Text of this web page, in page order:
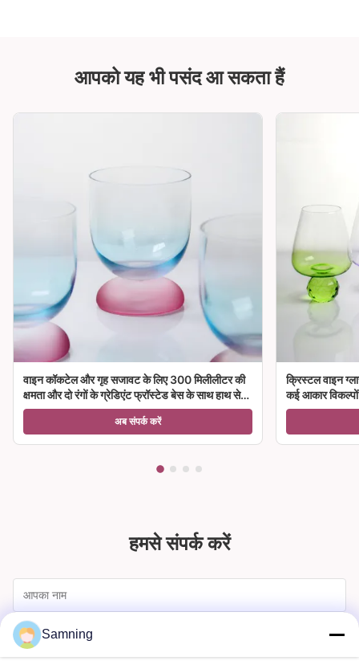
आपको यह भी पसंद आ सकता हैं
वाइन कॉकटेल और गृह सजावट के लिए 300 मिलीलीटर की
क्षमता और दो रंगों के ग्रेडिएंट फ्रॉस्टेड बेस के साथ हाथ से
उड़ा क्रिस्टल वाइन ग्लास गॉब्लेट
अब संपर्क करें
क्रिस्टल वाइन
कई आकार विकल्पों
हमसे संपर्क करें
Samning